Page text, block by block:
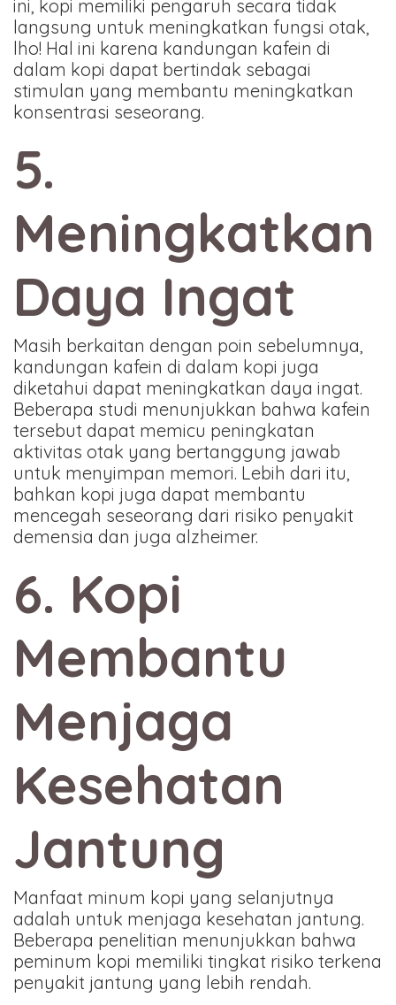
ini, kopi memiliki pengaruh secara tidak
langsung untuk meningkatkan fungsi otak,
lho! Hal ini karena kandungan kafein di
dalam kopi dapat bertindak sebagai
stimulan yang membantu meningkatkan
konsentrasi seseorang.
5.
Meningkatkan
Daya Ingat
Masih berkaitan dengan poin sebelumnya,
kandungan kafein di dalam kopi juga
diketahui dapat meningkatkan daya ingat.
Beberapa studi menunjukkan bahwa kafein
tersebut dapat memicu peningkatan
aktivitas otak yang bertanggung jawab
untuk menyimpan memori. Lebih dari itu,
bahkan kopi juga dapat membantu
mencegah seseorang dari risiko penyakit
demensia dan juga alzheimer.
6. Kopi
Membantu
Menjaga
Kesehatan
Jantung
Manfaat minum kopi yang selanjutnya
adalah untuk menjaga kesehatan jantung.
Beberapa penelitian menunjukkan bahwa
peminum kopi memiliki tingkat risiko terkena
penyakit jantung yang lebih rendah.